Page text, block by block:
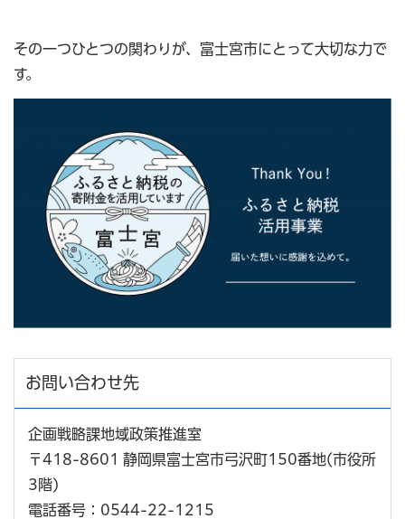
その一つひとつの関わりが、富士宮市にとって大切な力で
す。
お問い合わせ先
企画戦略課地域政策推進室
〒418-8601 静岡県富士宮市弓沢町150番地(市役所
3階)
電話番号：0544-22-1215